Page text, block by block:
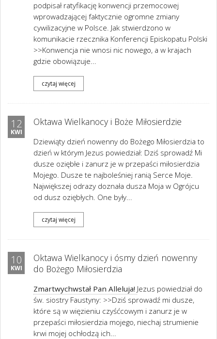
podpisał ratyfikację konwencji przemocowej
wprowadzającej faktycznie ogromne zmiany
cywilizacyjne w Polsce. Jak stwierdzono w
komunikacie rzecznika Konferencji Episkopatu Polski
>>Konwencja nie wnosi nic nowego, a w krajach
gdzie obowiązuje...
czytaj więcej
12
KWI
Oktawa Wielkanocy i Boże Miłosierdzie
Dziewiąty dzień nowenny do Bożego Miłosierdzia to
dzień w którym Jezus powiedział: Dziś sprowadź Mi
dusze oziębłe i zanurz je w przepaści miłosierdzia
Mojego. Dusze te najboleśniej ranią Serce Moje.
Największej odrazy doznała dusza Moja w Ogrójcu
od dusz oziębłych. One były...
czytaj więcej
10
KWI
Oktawa Wielkanocy i ósmy dzień nowenny
do Bożego Miłosierdzia
Zmartwychwstał Pan Alleluja! Jezus powiedział do
św. siostry Faustyny: >>Dziś sprowadź mi dusze,
które są w więzieniu czyśćcowym i zanurz je w
przepaści miłosierdzia mojego, niechaj strumienie
krwi mojej ochłodzą ich...